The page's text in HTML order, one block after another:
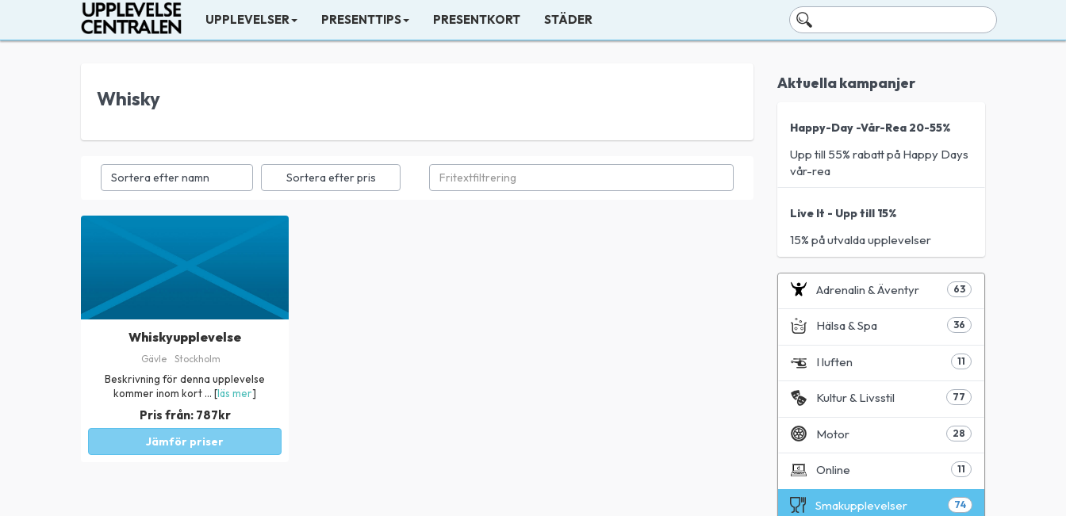
UPPLEVELSER PRESENTTIPS PRESENTKORT STÄDER
Whisky
Sortera efter namn Sortera efter pris
Whiskyupplevelse
Gävle Stockholm
Beskrivning för denna upplevelse
kommer inom kort ... [läs mer]
Pris från: 787 kr
Jämför priser
Aktuella kampanjer
Happy-Day -Vår-Rea 20-55%
Upp till 55% rabatt på Happy Days
vår-rea
Live It - Upp till 15%
15% på utvalda upplevelser
Adrenalin & Äventyr 63
Hälsa & Spa 36
I luften 11
Kultur & Livsstil 77
Motor 28
Online 11
Smakupplevelser 74